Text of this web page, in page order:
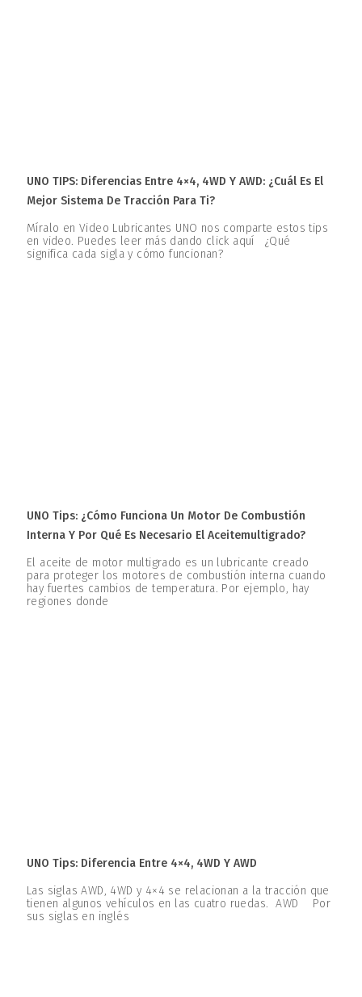
UNO TIPS: Diferencias Entre 4×4, 4WD Y AWD: ¿Cuál Es El
Mejor Sistema De Tracción Para Ti?
Míralo en Video Lubricantes UNO nos comparte estos tips
en video. Puedes leer más dando click aquí ¿Qué
significa cada sigla y cómo funcionan?
UNO Tips: ¿Cómo Funciona Un Motor De Combustión
Interna Y Por Qué Es Necesario El Aceitemultigrado?
El aceite de motor multigrado es un lubricante creado
para proteger los motores de combustión interna cuando
hay fuertes cambios de temperatura. Por ejemplo, hay
regiones donde
UNO Tips: Diferencia Entre 4×4, 4WD Y AWD
Las siglas AWD, 4WD y 4×4 se relacionan a la tracción que
tienen algunos vehículos en las cuatro ruedas. AWD Por
sus siglas en inglés